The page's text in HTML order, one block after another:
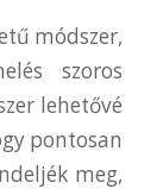
módszer,
szoros
lehetővé
pontosan
meg,